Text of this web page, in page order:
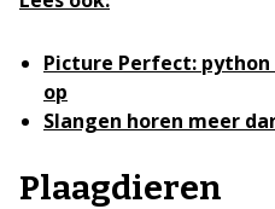
Picture Perfect:
op
Slangen horen meer
Plaagdieren